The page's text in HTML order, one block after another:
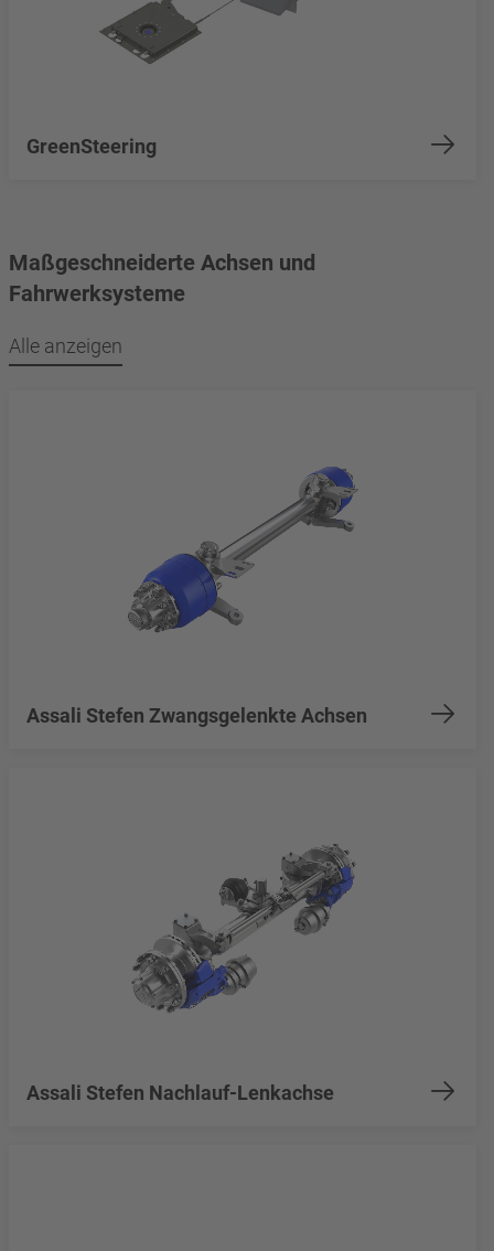
GreenSteering
Maßgeschneiderte Achsen und
Fahrwerksysteme
Alle anzeigen
Assali Stefen Zwangsgelenkte Achsen
Assali Stefen Nachlauf-Lenkachse